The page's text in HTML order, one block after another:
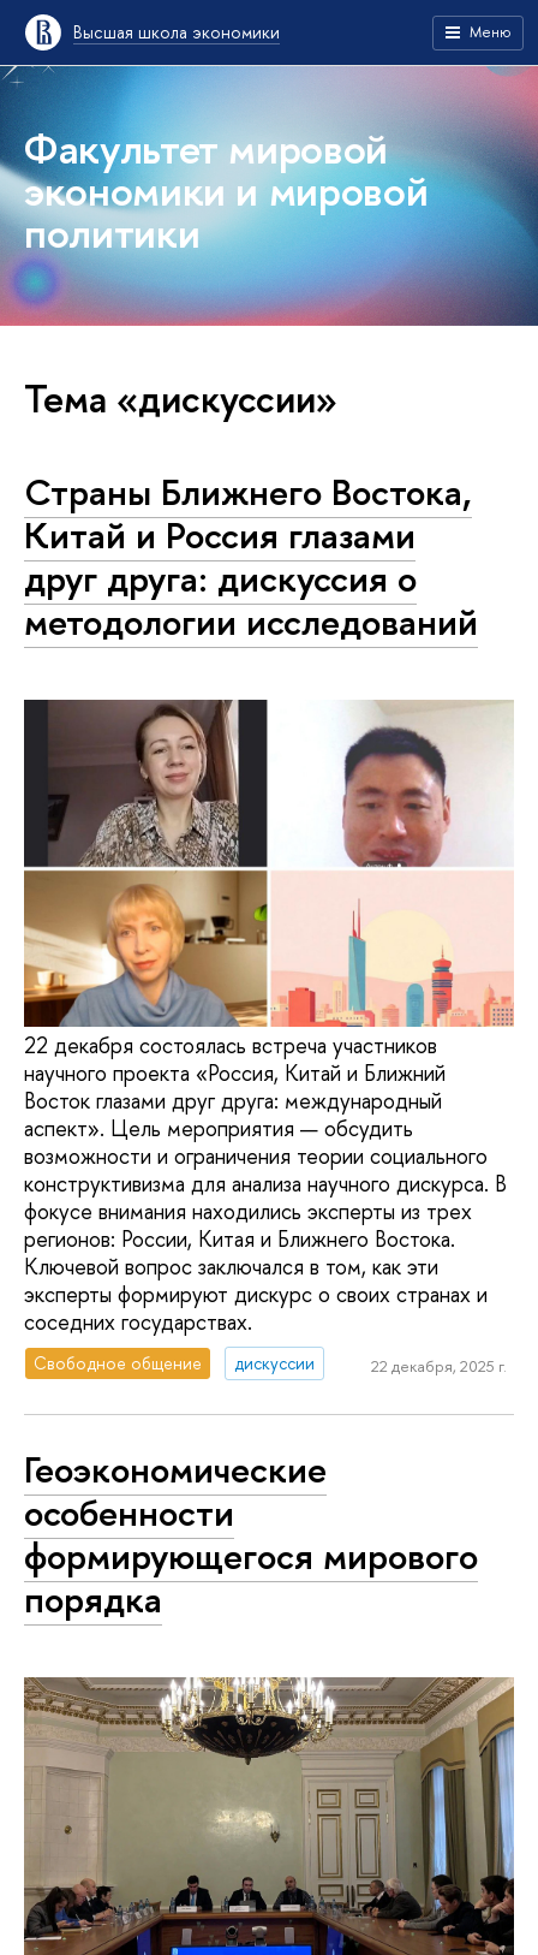
Высшая школа экономики Меню
Факультет мировой
экономики и мировой
политики
Тема «дискуссии»
Страны Ближнего Востока,
Китай и Россия глазами
друг друга: дискуссия о
методологии исследований
22 декабря состоялась встреча участников
научного проекта «Россия, Китай и Ближний
Восток глазами друг друга: международный
аспект». Цель мероприятия — обсудить
возможности и ограничения теории социального
конструктивизма для анализа научного дискурса. В
фокусе внимания находились эксперты из трех
регионов: России, Китая и Ближнего Востока.
Ключевой вопрос заключался в том, как эти
эксперты формируют дискурс о своих странах и
соседних государствах.
Свободное общение дискуссии 22 декабря, 2025 г.
Геоэкономические
особенности
формирующегося мирового
порядка